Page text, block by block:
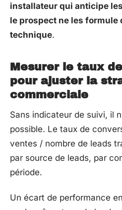
installateur qui anticipe
le prospect ne les formule
technique.
Mesurer le taux
pour ajuster la
commerciale
Sans indicateur de suivi, il
possible. Le taux de
ventes / nombre de leads
par source de leads, par
période.
Un écart de performance